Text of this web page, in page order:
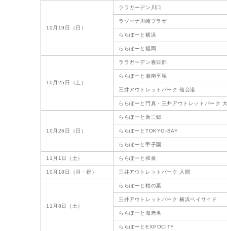
10月19日（日）
ララガーデン川口
ラゾーナ川崎プラザ
ららぽーと横浜
ららぽーと福岡
10月25日（土）
ララガーデン春日部
ららぽーと湘南平塚
三井アウトレットパーク 仙台港
ららぽーと門真・三井アウトレットパーク
10月26日（日）
ららぽーと新三郷
ららぽーとTOKYO-BAY
ららぽーと甲子園
11月1日（土） ららぽーと和泉
10月18日（月・祝） 三井アウトレットパーク 入間
11月8日（土）
ららぽーと柏の葉
三井アウトレットパーク 横浜ベイサイド
ららぽーと海老名
ららぽーとEXPOCITY